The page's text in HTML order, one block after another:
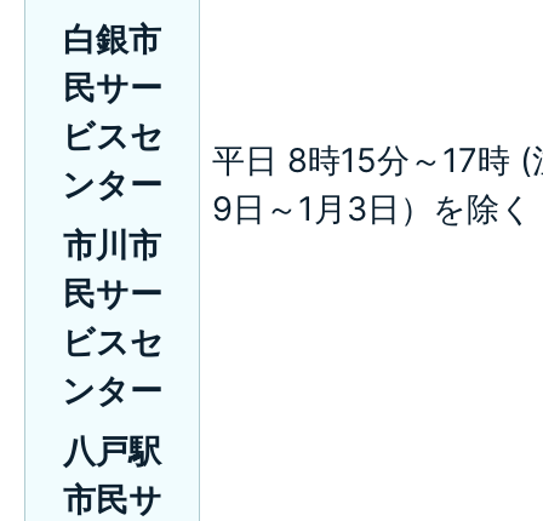
白銀市
民サー
ビスセ
ンター
市川市
民サー
ビスセ
ンター
八戸駅
市民サ
平日 8時15分～17時
9日～1月3日）を除く